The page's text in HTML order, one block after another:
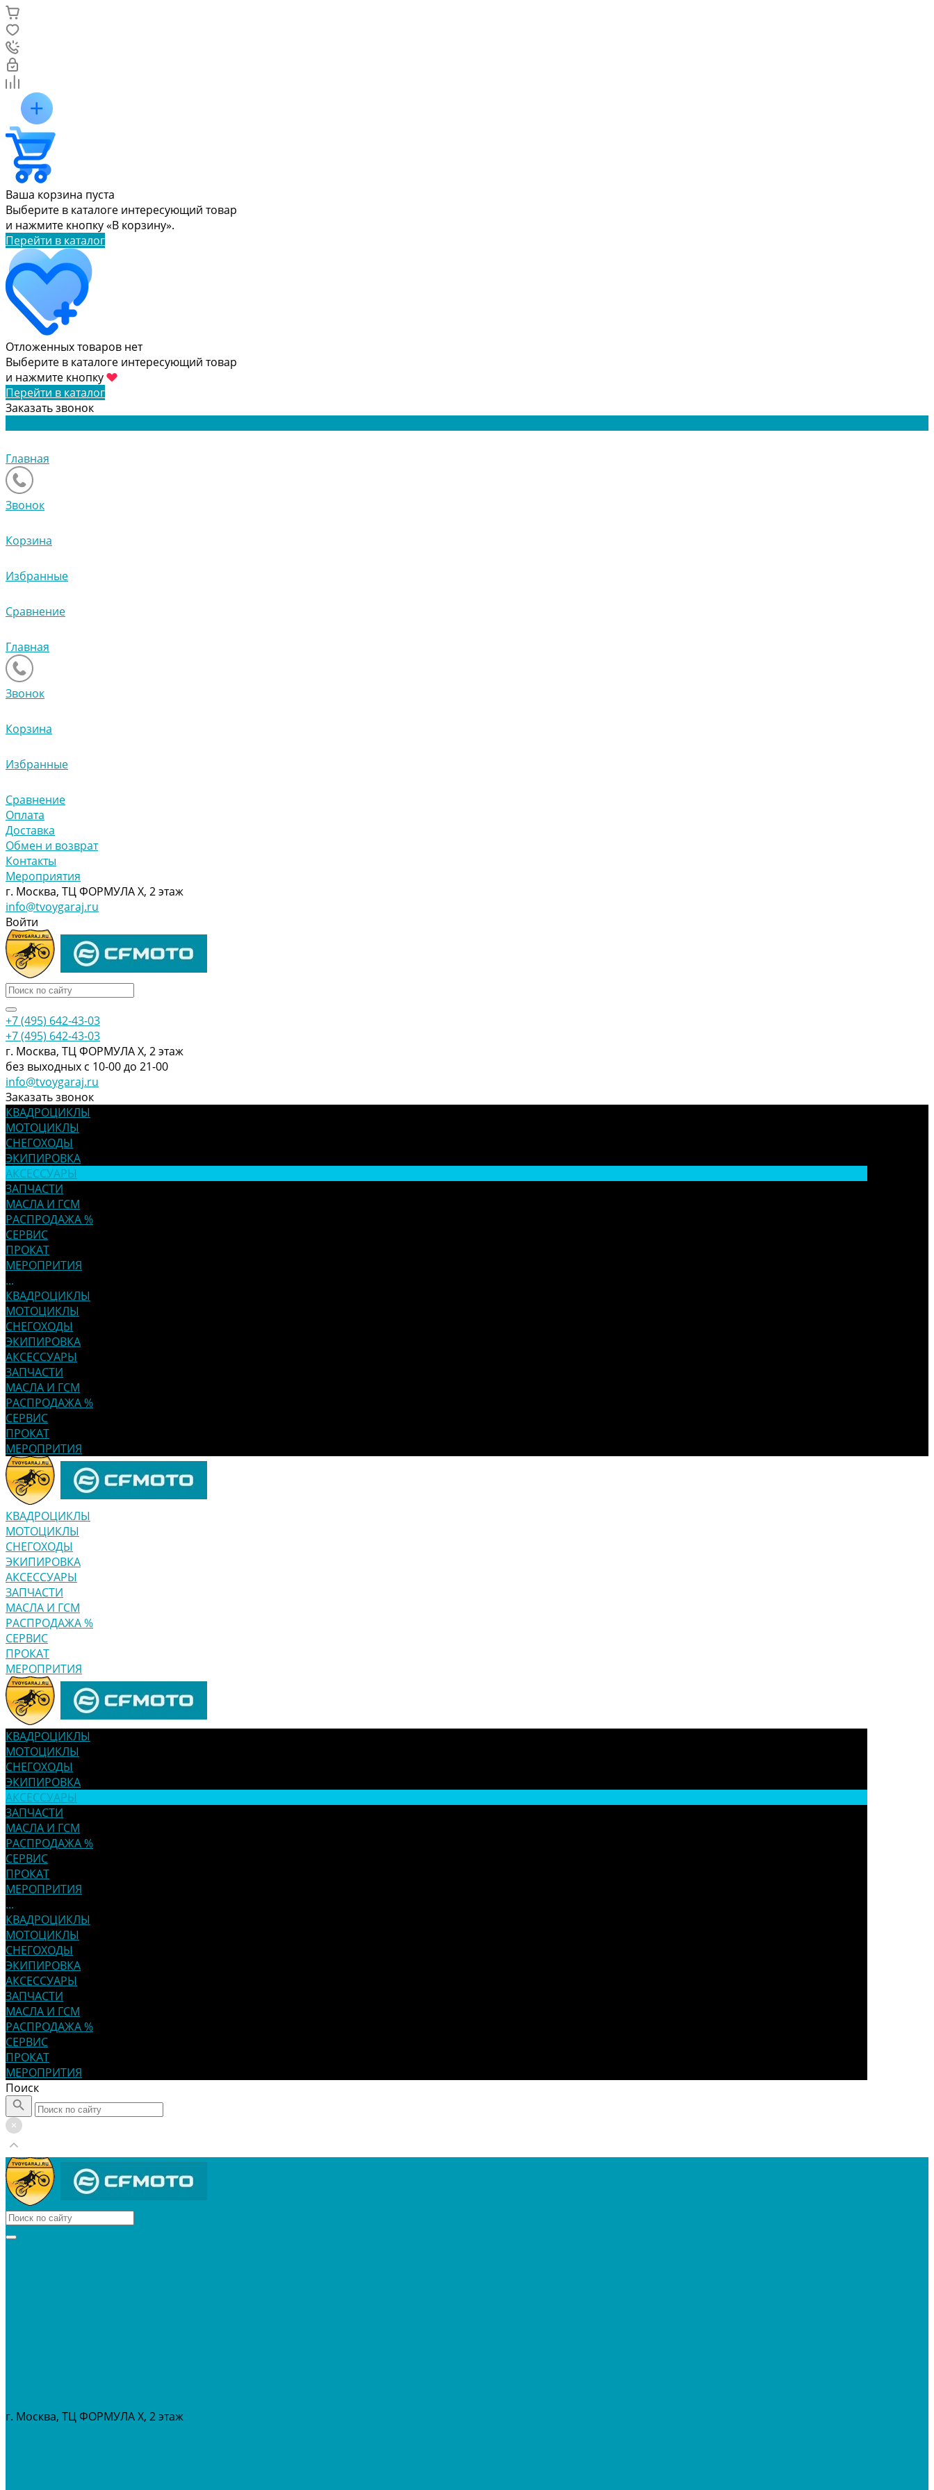
Ваша корзина пуста
Выберите в каталоге интересующий товар
и нажмите кнопку «В корзину».
Перейти в каталог
Отложенных товаров нет
Выберите в каталоге интересующий товар
и нажмите кнопку
Перейти в каталог
Заказать звонок
Главная
Звонок
Корзина
Избранные
Сравнение
Главная
Звонок
Корзина
Избранные
Сравнение
Оплата
Доставка
Обмен и возврат
Контакты
Мероприятия
г. Москва, ТЦ ФОРМУЛА Х, 2 этаж
info@tvoygaraj.ru
Войти
+7 (495) 642-43-03
+7 (495) 642-43-03
г. Москва, ТЦ ФОРМУЛА Х, 2 этаж
без выходных с 10-00 до 21-00
info@tvoygaraj.ru
Заказать звонок
КВАДРОЦИКЛЫ
МОТОЦИКЛЫ
СНЕГОХОДЫ
ЭКИПИРОВКА
АКСЕССУАРЫ
ЗАПЧАСТИ
МАСЛА И ГСМ
РАСПРОДАЖА %
СЕРВИС
ПРОКАТ
МЕРОПРИТИЯ
...
КВАДРОЦИКЛЫ
МОТОЦИКЛЫ
СНЕГОХОДЫ
ЭКИПИРОВКА
АКСЕССУАРЫ
ЗАПЧАСТИ
МАСЛА И ГСМ
РАСПРОДАЖА %
СЕРВИС
ПРОКАТ
МЕРОПРИТИЯ
КВАДРОЦИКЛЫ
МОТОЦИКЛЫ
СНЕГОХОДЫ
ЭКИПИРОВКА
АКСЕССУАРЫ
ЗАПЧАСТИ
МАСЛА И ГСМ
РАСПРОДАЖА %
СЕРВИС
ПРОКАТ
МЕРОПРИТИЯ
КВАДРОЦИКЛЫ
МОТОЦИКЛЫ
СНЕГОХОДЫ
ЭКИПИРОВКА
АКСЕССУАРЫ
ЗАПЧАСТИ
МАСЛА И ГСМ
РАСПРОДАЖА %
СЕРВИС
ПРОКАТ
МЕРОПРИТИЯ
...
КВАДРОЦИКЛЫ
МОТОЦИКЛЫ
СНЕГОХОДЫ
ЭКИПИРОВКА
АКСЕССУАРЫ
ЗАПЧАСТИ
МАСЛА И ГСМ
РАСПРОДАЖА %
СЕРВИС
ПРОКАТ
МЕРОПРИТИЯ
Поиск
г. Москва, ТЦ ФОРМУЛА Х, 2 этаж